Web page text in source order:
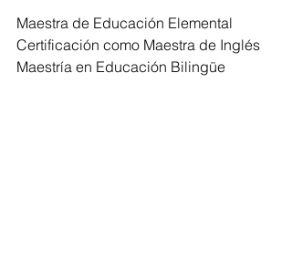
Maestra de Educación Elemental
Certificación como Maestra de Inglés
Maestría en Educación Bilingüe